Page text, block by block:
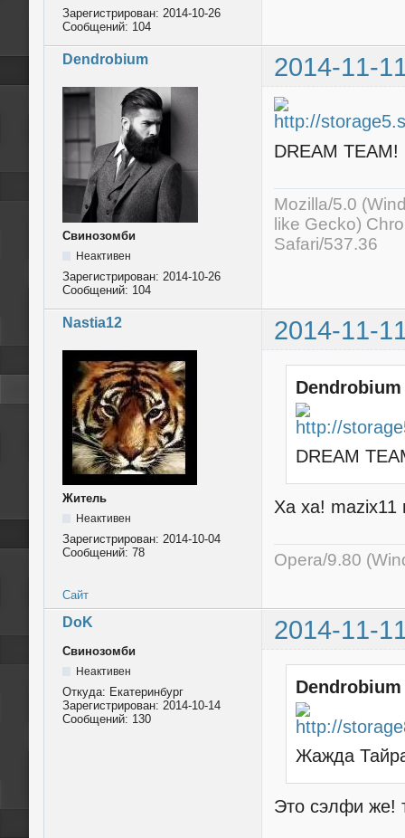
Зарегистрирован: 2014-10-26
Сообщений: 104
Dendrobium 2014-11-
Свинозомби
Неактивен
Зарегистрирован: 2014-10-26
Сообщений: 104
DREAM TEAM!
Mozilla/5.0
like Gecko)
Safari/537.36
Nastia12 2014-11-
Житель
Неактивен
Зарегистрирован: 2014-10-04
Сообщений: 78
DREAM
Ха ха! mazix11
Opera/9.80
Сайт
DoK 2014-11-
Свинозомби
Неактивен
Откуда: Екатеринбург
Зарегистрирован: 2014-10-14
Сообщений: 130
Жажда
Это сэлфи же!